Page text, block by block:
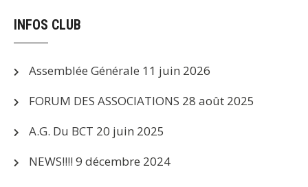
INFOS CLUB
Assemblée Générale 11 juin 2026
FORUM DES ASSOCIATIONS 28 août 2025
A.G. Du BCT 20 juin 2025
NEWS!!!! 9 décembre 2024